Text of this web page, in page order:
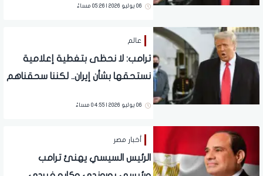
06 يوليو 2026 | 05:26 مساءً
عالم
ترامب: لا نحظى بتغطية إعلامية
نستحقها بشأن إيران.. لكننا سحقناهم
06 يوليو 2026 | 04:55 مساءً
أخبار مصر
الرئيس السيسي يهنئ ترامب